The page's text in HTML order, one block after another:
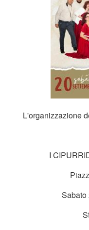
L'organizzazione
I
Sabato